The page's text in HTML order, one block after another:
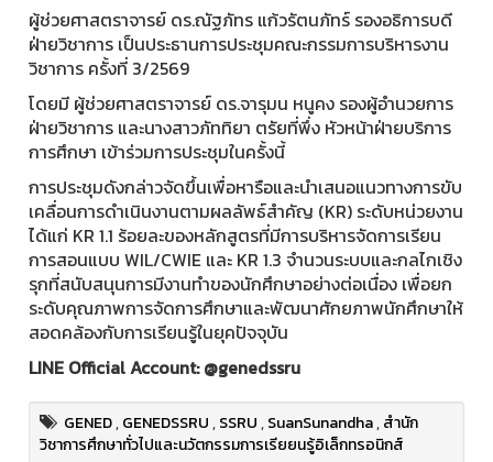
ผู้ช่วยศาสตราจารย์ ดร.ณัฐภัทร แก้วรัตนภัทร์ รองอธิการบดี
ฝ่ายวิชาการ เป็นประธานการประชุมคณะกรรมการบริหารงาน
วิชาการ ครั้งที่ 3/2569
โดยมี ผู้ช่วยศาสตราจารย์ ดร.จารุมน หนูคง รองผู้อำนวยการ
ฝ่ายวิชาการ และนางสาวภัททิยา ตรัยที่พึ่ง หัวหน้าฝ่ายบริการ
การศึกษา เข้าร่วมการประชุมในครั้งนี้
การประชุมดังกล่าวจัดขึ้นเพื่อหารือและนำเสนอแนวทางการขับ
เคลื่อนการดำเนินงานตามผลลัพธ์สำคัญ (KR) ระดับหน่วยงาน
ได้แก่ KR 1.1 ร้อยละของหลักสูตรที่มีการบริหารจัดการเรียน
การสอนแบบ WIL/CWIE และ KR 1.3 จำนวนระบบและกลไกเชิง
รุกที่สนับสนุนการมีงานทำของนักศึกษาอย่างต่อเนื่อง เพื่อยก
ระดับคุณภาพการจัดการศึกษาและพัฒนาศักยภาพนักศึกษาให้
สอดคล้องกับการเรียนรู้ในยุคปัจจุบัน
LINE Official Account: @genedssru
GENED,GENEDSSRU,SSRU,SuanSunandha,สำนัก
วิชาการศึกษาทั่วไปและนวัตกรรมการเรียยนรู้อิเล็กทรอนิกส์